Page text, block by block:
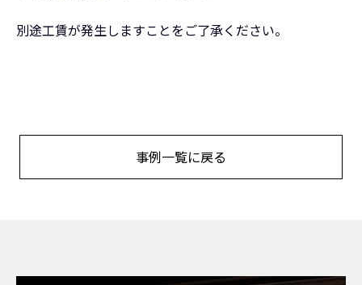
別途工賃が発生しますことをご了承ください。
事例一覧に戻る